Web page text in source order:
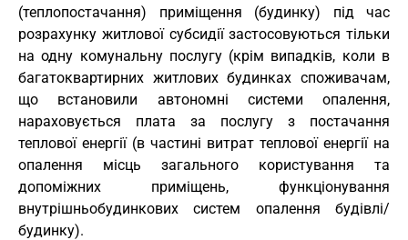
(теплопостачання) приміщення (будинку) під час
розрахунку житлової субсидії застосовуються тільки
на одну комунальну послугу (крім випадків, коли в
багатоквартирних житлових будинках споживачам,
що встановили автономні системи опалення,
нараховується плата за послугу з постачання
теплової енергії (в частині витрат теплової енергії на
опалення місць загального користування та
допоміжних приміщень, функціонування
внутрішньобудинкових систем опалення будівлі/
будинку).